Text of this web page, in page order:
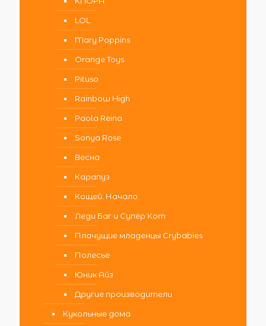
LOL
Mary Poppins
Orange Toys
Pituso
Rainbow High
Paola Reina
Sonya Rose
Весна
Карапуз
Кощей. Начало
Леди Баг и Супер Кот
Плачущие младенцы Crybabies
Полесье
Юник Айз
Другие производители
Кукольные дома